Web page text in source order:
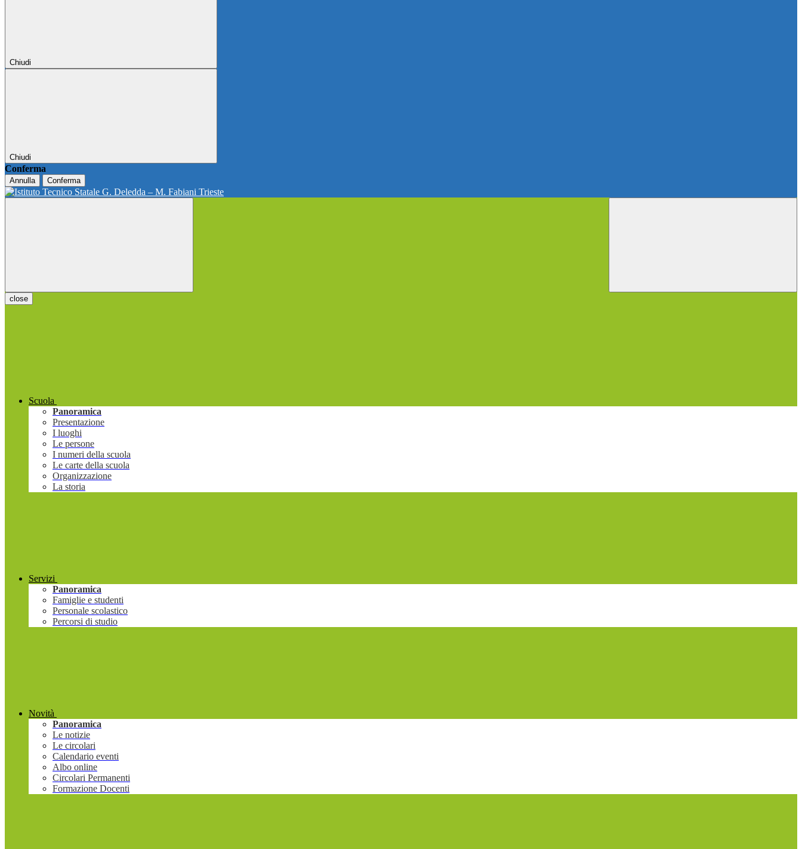
Chiudi
Chiudi
Conferma
Annulla Conferma
close
Scuola
Panoramica
Presentazione
I luoghi
Le persone
I numeri della scuola
Le carte della scuola
Organizzazione
La storia
Servizi
Panoramica
Famiglie e studenti
Personale scolastico
Percorsi di studio
Novità
Panoramica
Le notizie
Le circolari
Calendario eventi
Albo online
Circolari Permanenti
Formazione Docenti